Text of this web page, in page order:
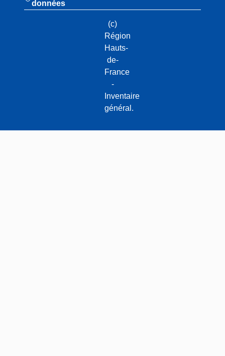
données
(c)
Région
Hauts-
de-
France
-
Inventaire
général.